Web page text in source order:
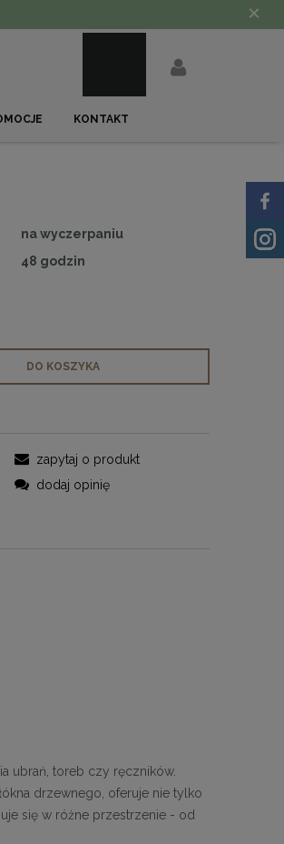
×
KONTAKT
na wyczerpaniu
48 godzin
DO KOSZYKA
zapytaj o produkt
dodaj opinię
ubrań, toreb czy ręczników.
drzewnego, oferuje nie tylko
się w różne przestrzenie - od